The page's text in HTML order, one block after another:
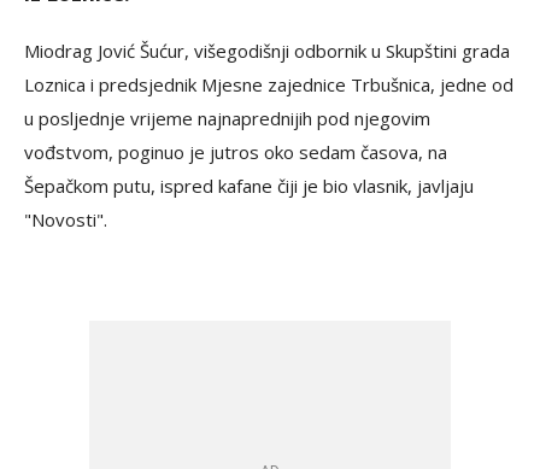
Miodrag Jović Šućur, višegodišnji odbornik u Skupštini grada
Loznica i predsjednik Mjesne zajednice Trbušnica, jedne od
u posljednje vrijeme najnaprednijih pod njegovim
vođstvom, poginuo je jutros oko sedam časova, na
Šepačkom putu, ispred kafane čiji je bio vlasnik, javljaju
"Novosti".